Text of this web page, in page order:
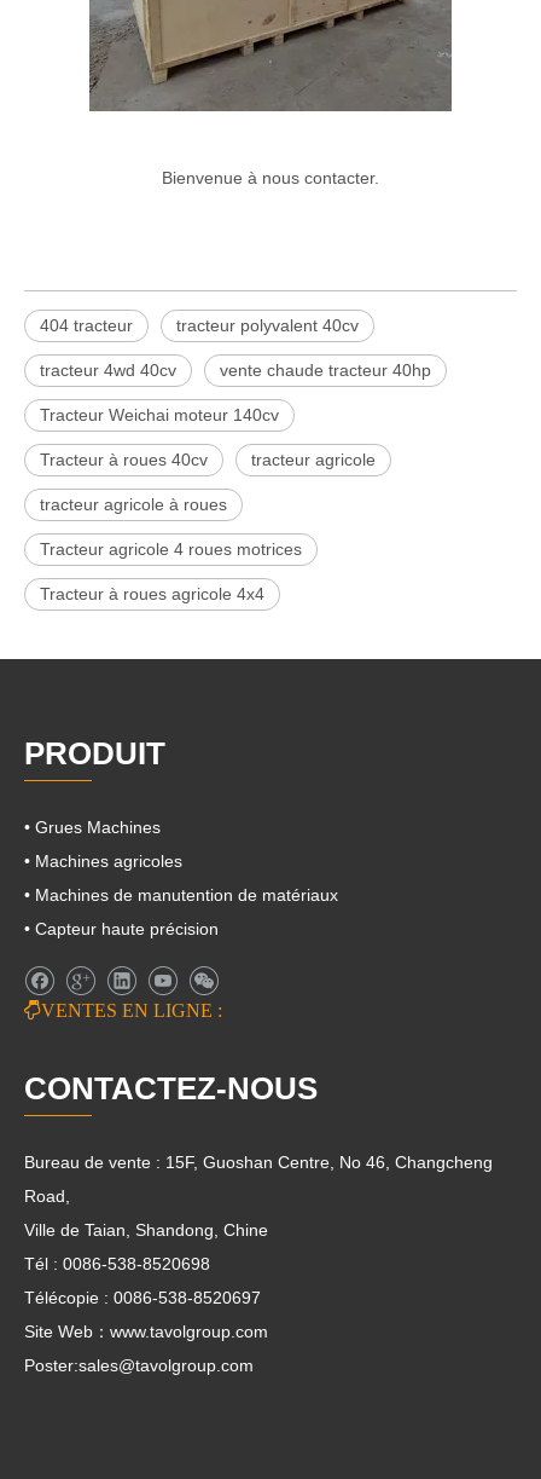
Bienvenue à nous contacter.
404 tracteur tracteur polyvalent 40cv
tracteur 4wd 40cv vente chaude tracteur 40hp
Tracteur Weichai moteur 140cv
Tracteur à roues 40cv tracteur agricole
tracteur agricole à roues
Tracteur agricole 4 roues motrices
Tracteur à roues agricole 4x4
PRODUIT
• Grues Machines
• Machines agricoles
• Machines de manutention de matériaux
• Capteur haute précision
VENTES EN LIGNE :
CONTACTEZ-NOUS
Bureau de vente : 15F, Guoshan Centre, No 46, Changcheng
Road,
Ville de Taian, Shandong, Chine
Tél : 0086-538-8520698
Télécopie : 0086-538-8520697
Site Web：www.tavolgroup.com
Poster:sales@tavolgroup.com